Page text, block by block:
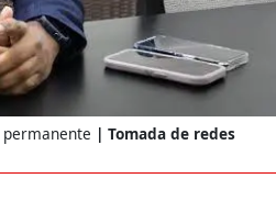
Tomada de redes
Un fuerte terremoto de magnitud
7,1 se registró este martes 28 de
julio en la prefectura de Kumamoto,
al sur de Japón, provocando una
emergencia de gran...